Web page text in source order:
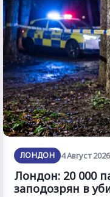
ЛОНДОН 4 Август
Лондон: 20 000
заподозрян в